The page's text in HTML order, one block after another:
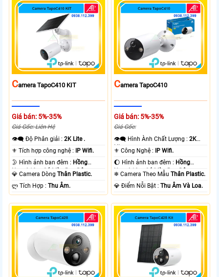
CAmera TapoC410 KIT
Giá bán: 5%-35%
Giá Gốc: Liên Hệ
👁️‍🗨 Độ Phân giải :2K Lite .
⚜️ Tích hợp công nghệ :
IP Wifi.
🌛 Hình ảnh ban đêm : Hồng
Ngoại 10m Có Màu Ban Ðêm.
💎 Camera DòngThân Plastic.
️ლ Tích Hợp :Thu Âm.
CAmera TapoC410
Giá bán: 5%-35%
Giá Gốc:
👁️‍🗨 Hình Ành Chất Lượng :2K
Lite .
⚜️ Công Nghệ :
IP Wifi.
🌔 Hình ảnh ban đêm : Hồng
Ngoại 10m Có Màu Ban Ðêm.
❄ Camera Theo MẫuThân Plastic.
️💎 Điểm Nỗi Bật :Thu Âm Và Loa.